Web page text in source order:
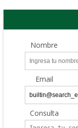
Nombre
Email
Consulta